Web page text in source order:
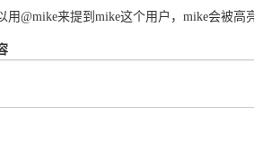
用@mike来提到mike这个用户，mike会被高